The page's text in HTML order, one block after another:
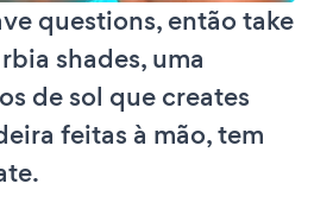
questions, então take
shades, uma
de sol que creates
feitas à mão, tem